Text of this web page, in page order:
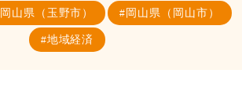
岡山県（玉野市） 岡山県（岡山市）
地域経済